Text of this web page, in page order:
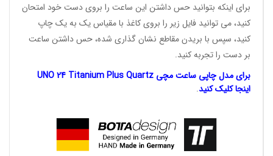
برای اینکه بتوانید حس داشتن این ساعت را بروی دست خود امتحان
کنید، می توانید فایل زیر را بروی کاغذ با مقیاس یک به یک چاپ
کنید، سپس با بریدن مقاطع نشان گذاری شده، حس داشتن ساعت
بر دست را تجربه کنید.
برای مدل چاپی ساعت مچی UNO 24 Titanium Plus Quartz
اینجاکلیک کنید.